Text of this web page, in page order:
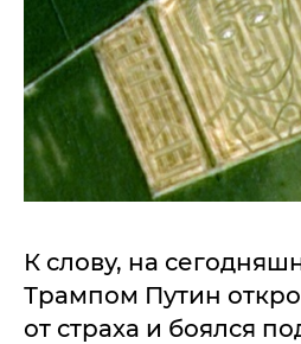
К слову, на
Трампом Путин
от страха и боялся